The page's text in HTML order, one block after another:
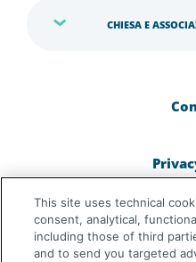
CHIESA E
This site uses technical
consent, analytical,
including those of third
and to send you targeted